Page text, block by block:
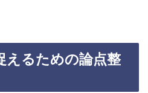
えるための論点整